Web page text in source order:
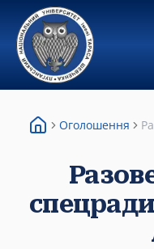
Оголошення